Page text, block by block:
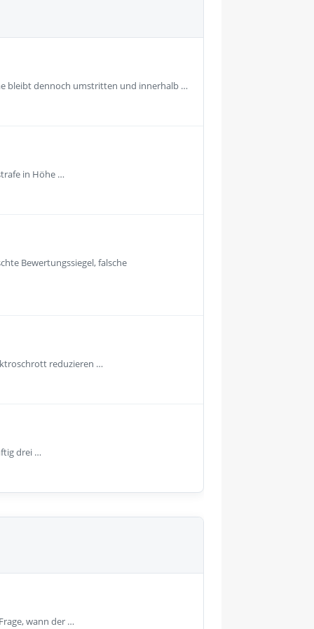
bleibt dennoch umstritten und innerhalb …
in Höhe …
Bewertungssiegel, falsche
reduzieren …
drei …
wann der …